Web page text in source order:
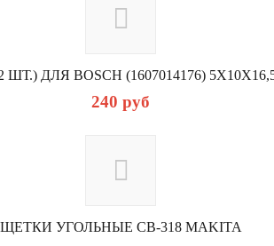
ДЛЯ BOSCH (1607014176)
240 руб
ЩЕТКИ УГОЛЬНЫЕ СВ-318 MAKITA